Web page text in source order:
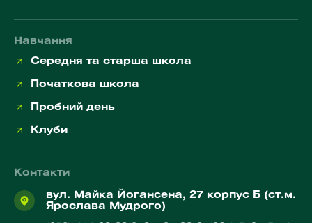
Навчання
Середня та старша школа
Початкова школа
Пробний день
Клуби
Контакти
вул. Майка Йогансена, 27 корпус Б (ст.м.
Ярослава Мудрого)